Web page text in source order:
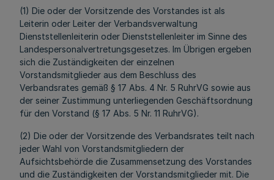
(1) Die oder der Vorsitzende des Vorstandes ist als
Leiterin oder Leiter der Verbandsverwaltung
Dienststellenleiterin oder Dienststellenleiter im Sinne des
Landespersonalvertretungsgesetzes. Im Übrigen ergeben
sich die Zuständigkeiten der einzelnen
Vorstandsmitglieder aus dem Beschluss des
Verbandsrates gemäß § 17 Abs. 4 Nr. 5 RuhrVG sowie aus
der seiner Zustimmung unterliegenden Geschäftsordnung
für den Vorstand (§ 17 Abs. 5 Nr. 11 RuhrVG).
(2) Die oder der Vorsitzende des Verbandsrates teilt nach
jeder Wahl von Vorstandsmitgliedern der
Aufsichtsbehörde die Zusammensetzung des Vorstandes
und die Zuständigkeiten der Vorstandsmitglieder mit. Die